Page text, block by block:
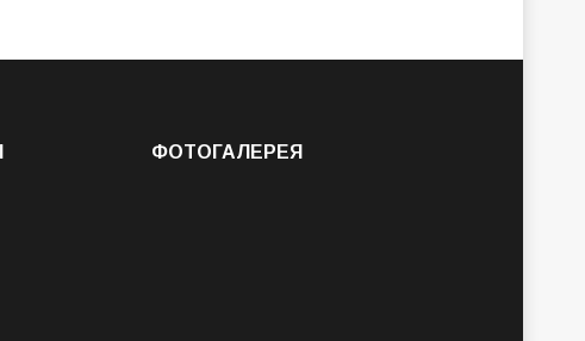
ФОТОГАЛЕРЕЯ